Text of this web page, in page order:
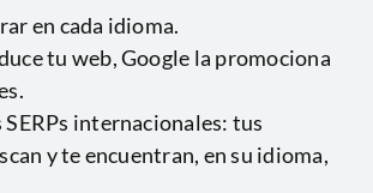
en cada idioma.
tu web, Google la promociona
internacionales: tus
y te encuentran, en su idioma,